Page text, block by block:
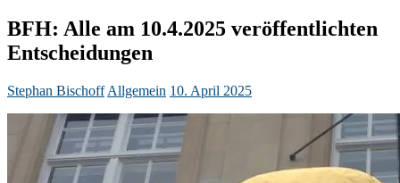
BFH: Alle am 10.4.2025 veröffentlichten
Entscheidungen
Stephan Bischoff Allgemein 10. April 2025